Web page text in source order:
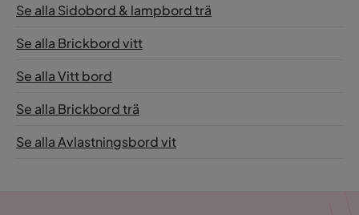
Se alla Sidobord & lampbord trä
Se alla Brickbord vitt
Se alla Vitt bord
Se alla Brickbord trä
Se alla Avlastningsbord vit